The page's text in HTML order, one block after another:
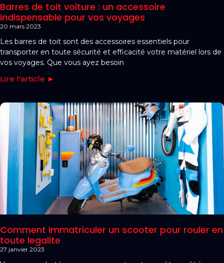
Barres de toit voiture : un accessoire
indispensable pour vos voyages
20 mars 2023
Les barres de toit sont des accessoires essentiels pour
transporter en toute sécurité et efficacité votre matériel lors de
vos voyages. Que vous ayez besoin
Lire l'article ►
Comment immatriculer un scooter pour rouler en
toute legalite
27 janvier 2023